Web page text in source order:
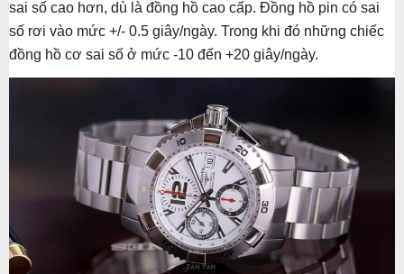
sai số cao hơn, dù là đồng hồ cao cấp. Đồng hồ pin có sai
số rơi vào mức +/- 0.5 giây/ngày. Trong khi đó những chiếc
đồng hồ cơ sai số ở mức -10 đến +20 giây/ngày.